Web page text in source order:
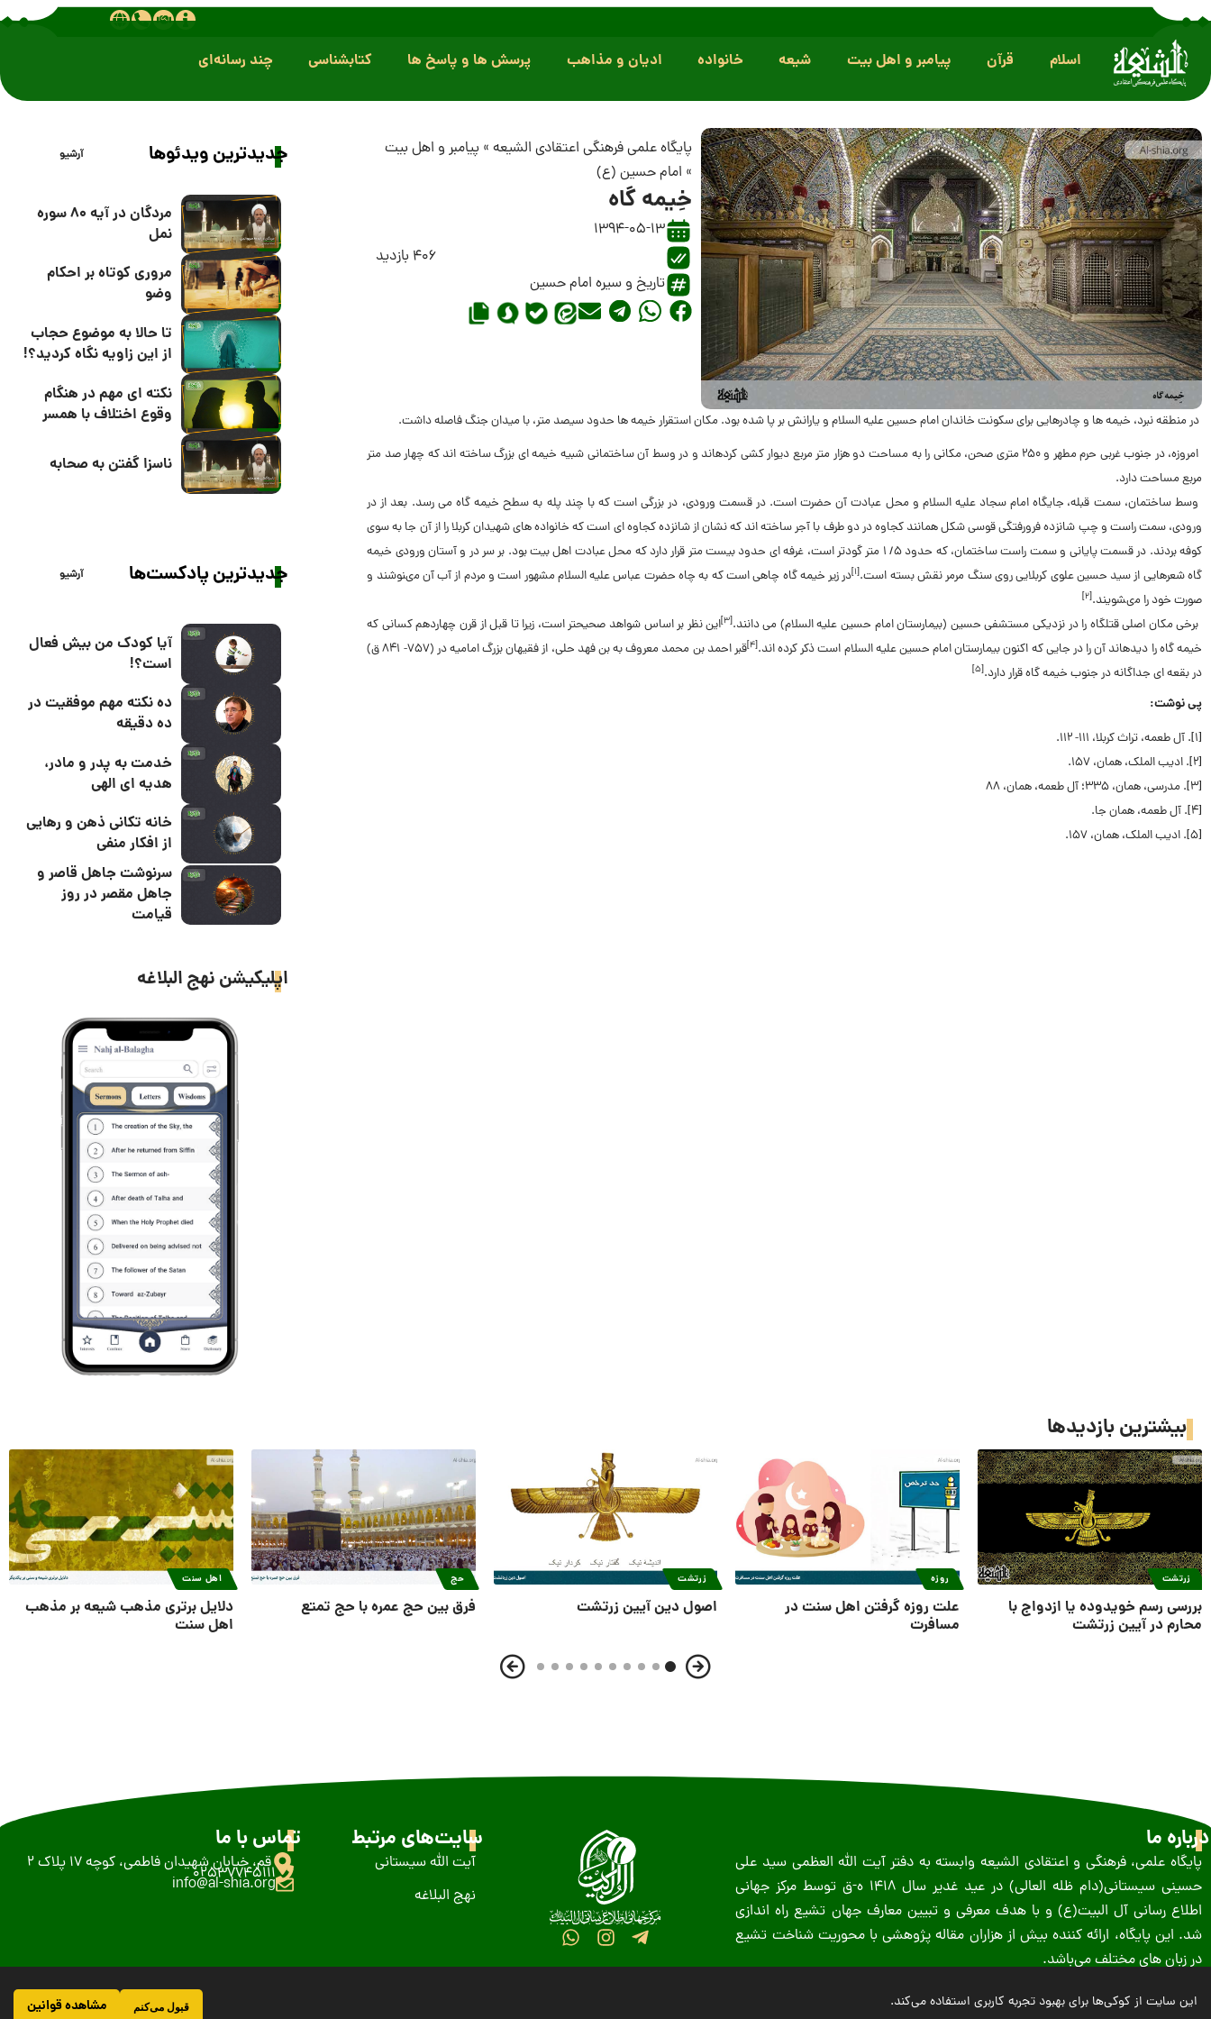
اسلام قرآن پیامبر و اهل بیت شیعه خانواده ادیان و مذاهب پرسش ها و پاسخ ها کتابشناسی چند رسانه‌ای
پایگاه علمی فرهنگی اعتقادی الشیعه »پیامبر و اهل بیت
» امام حسین (ع)
خِیمه گاه
1394-05-13
406 بازدید
تاریخ و سیره امام حسین
در منطقه نبرد، خیمه ‏ها و چادرهایى براى سکونت خاندان امام حسین علیه السلام و یارانش بر پا شده بود. مکان استقرار خیمه ‏ها حدود سیصد متر، با میدان جنگ فاصله داشت.
امروزه، در جنوب غربى حرم مطهر و ۲۵۰ مترى صحن، مکانى را به مساحت دو هزار متر مربع دیوار کشى کرده‏اند و در وسط آن ساختمانى شبیه خیمه ‏اى‏ بزرگ ساخته ‏اند که چهار صد متر
مربع مساحت دارد.
وسط ساختمان، سمت قبله، جایگاه امام سجاد علیه السلام و محل عبادت آن حضرت است. در قسمت ورودى، در بزرگى است که با چند پله به سطح خیمه ‏گاه مى ‏رسد. بعد از در
ورودى، سمت راست و چپ شانزده فرورفتگى قوسى شکل همانند کجاوه در دو طرف با آجر ساخته ‏اند که نشان از شانزده کجاوه ‏اى است که خانواده ‏هاى شهیدانکربلارا از آن جا به سوى
کوفه بردند. در قسمت پایانى و سمت راست ساختمان، که حدود ۵/ ۱ متر گودتر است، غرفه ‏اى حدود بیست متر قرار دارد که محل عبادت اهل بیت بود. بر سر در و آستان ورودى خیمه‏
گاه شعرهایى از سید حسین علوى کربلایى روى سنگ مرمر نقش بسته است.[۱] در زیر خیمه‏ گاه چاهى است که به چاه حضرت عباس علیه السلام مشهور است و مردم از آب آن مى‏نوشند و
صورت خود را مى‏شویند.[۲]
برخى مکان اصلى قتل‏گاه را در نزدیکى مستشفى حسین (بیمارستان امام حسین علیه السلام) مى ‏دانند.[۳]
این نظر بر اساس شواهد صحیح‏تر است، زیرا تا قبل از قرن چهاردهم کسانى که
خیمه‏ گاه را دیده‏اند آن را در جایى که اکنون بیمارستان امام حسین علیه السلام است ذکر کرده ‏اند.[۴]
قبر احمد بن محمد معروف به بن فهد حلى، از فقیهان بزرگ امامیه در (۷۵۷- ۸۴۱ ق)
در بقعه ‏اى جداگانه در جنوب خیمه‏ گاه قرار دارد.[۵]
پی نوشت:
[۱]. آل طعمه، تراث کربلا، ۱۱۱- ۱۱۲.
[۲]. ادیب الملک، همان، ۱۵۷.
[۳]. مدرسى، همان، ۳۳۵؛ آل طعمه، همان، ۸۸
[۴]. آل طعمه، همان جا.
[۵]. ادیب الملک، همان، ۱۵۷.
جدیدترین ویدئوها آرشیو
مردگان در آیه 80 سوره
نمل
مروری کوتاه بر احکام
وضو
تا حالا به موضوع حجاب
از این زاویه نگاه کردید؟!
نکته ای مهم در هنگام
وقوع اختلاف با همسر
ناسزا گفتن به صحابه
جدیدترین پادکست‌ها آرشیو
آیا کودک من بیش فعال
است؟!
ده نکته مهم موفقیت در
ده دقیقه
خدمت به پدر و مادر،
هدیه ای الهی
خانه تکانی ذهن و رهایی
از افکار منفی
سرنوشت جاهل قاصر و
جاهل مقصر در روز
قیامت
اپلیکیشن نهج البلاغه
بیشترین بازدیدها
زرتشت
بررسی رسم خویدوده یا ازدواج با
محارم در آیین زرتشت
روزه
علت روزه گرفتن اهل سنت در
مسافرت
زرتشت
اصول دین آیین زرتشت
حج
فرق بین حج عمره با حج تمتع
اهل سنت
دلایل برتری مذهب شیعه بر مذهب
اهل سنت
درباره ما
پایگاه علمی، فرهنگی و اعتقادی الشیعه وابسته به دفتر آیت الله العظمى سید على
حسینى سیستانى(دام ظله العالی) در عید غدیر سال ١٤١٨ ه-ق توسط مرکز جهانی
اطلاع رسانی آل البیت(ع) و با هدف معرفی و تبیین معارف جهان تشیع راه اندازی
شد. این پایگاه، ارائه کننده بیش از هزاران مقاله پژوهشی با محوریت شناخت تشیع
در زبان های مختلف می‌باشد.
سایت‌های مرتبط
آیت الله سیستانی
نهج البلاغه
تماس با ما
قم، خیابان شهیدان فاطمی، کوچه 17 پلاک 2
02537745111
info@al-shia.org
این سایت از کوکی‌ها برای بهبود تجربه کاربری استفاده می‌کند. قبول می‌کنم مشاهده قوانین